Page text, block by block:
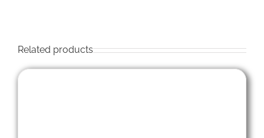
Related products